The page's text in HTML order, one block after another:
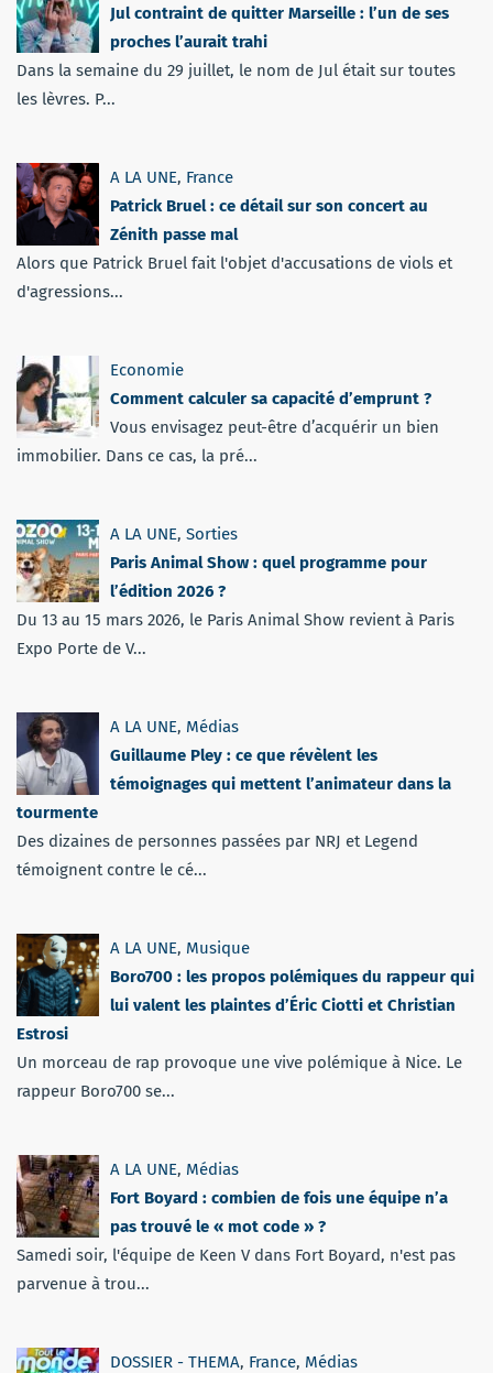
Jul contraint de quitter Marseille : l’un de ses
proches l’aurait trahi
Dans la semaine du 29 juillet, le nom de Jul était sur toutes
les lèvres. P...
A LA UNE, France
Patrick Bruel : ce détail sur son concert au
Zénith passe mal
Alors que Patrick Bruel fait l'objet d'accusations de viols et
d'agressions...
Economie
Comment calculer sa capacité d’emprunt ?
Vous envisagez peut-être d’acquérir un bien
immobilier. Dans ce cas, la pré...
A LA UNE, Sorties
Paris Animal Show : quel programme pour
l’édition 2026 ?
Du 13 au 15 mars 2026, le Paris Animal Show revient à Paris
Expo Porte de V...
A LA UNE, Médias
Guillaume Pley : ce que révèlent les
témoignages qui mettent l’animateur dans la
tourmente
Des dizaines de personnes passées par NRJ et Legend
témoignent contre le cé...
A LA UNE, Musique
Boro700 : les propos polémiques du rappeur qui
lui valent les plaintes d’Éric Ciotti et Christian
Estrosi
Un morceau de rap provoque une vive polémique à Nice. Le
rappeur Boro700 se...
A LA UNE, Médias
Fort Boyard : combien de fois une équipe n’a
pas trouvé le « mot code » ?
Samedi soir, l'équipe de Keen V dans Fort Boyard, n'est pas
parvenue à trou...
DOSSIER - THEMA, France, Médias